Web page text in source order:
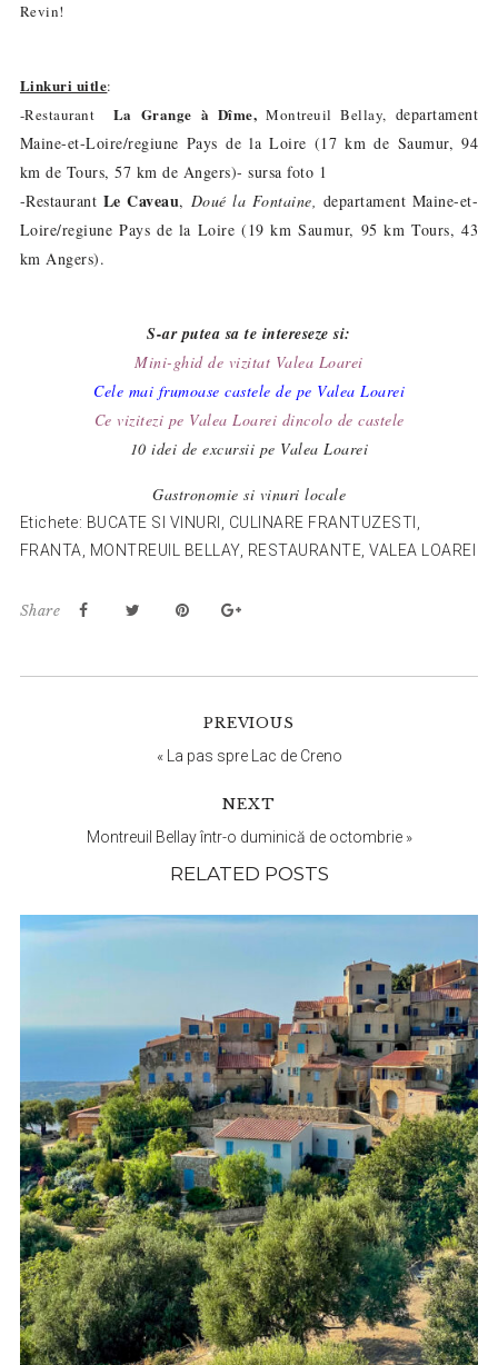
Revin!
Linkuri uitle:
-Restaurant La Grange à Dîme,Montreuil Bellay, departament
Maine-et-Loire/regiune Pays de la Loire (17 km de Saumur, 94
km de Tours, 57 km de Angers)- sursa foto 1
-Restaurant Le Caveau, Doué la Fontaine, departament Maine-et-
Loire/regiune Pays de la Loire (19 km Saumur, 95 km Tours, 43
km Angers).
S-ar putea sa te intereseze si:
Mini-ghid de vizitat Valea Loarei
Cele mai frumoase castele de pe Valea Loarei
Ce vizitezi pe Valea Loarei dincolo de castele
10 idei de excursii pe Valea Loarei
Gastronomie si vinuri locale
Etichete: BUCATE SI VINURI CULINARE FRANTUZESTI
FRANTA
MONTREUIL BELLAY, RESTAURANTE ,VALEA LOAREI
Share
PREVIOUS
« La pas spre Lac de Creno
NEXT
Montreuil Bellay într-o duminică de octombrie»
Interactions
RELATED POSTS